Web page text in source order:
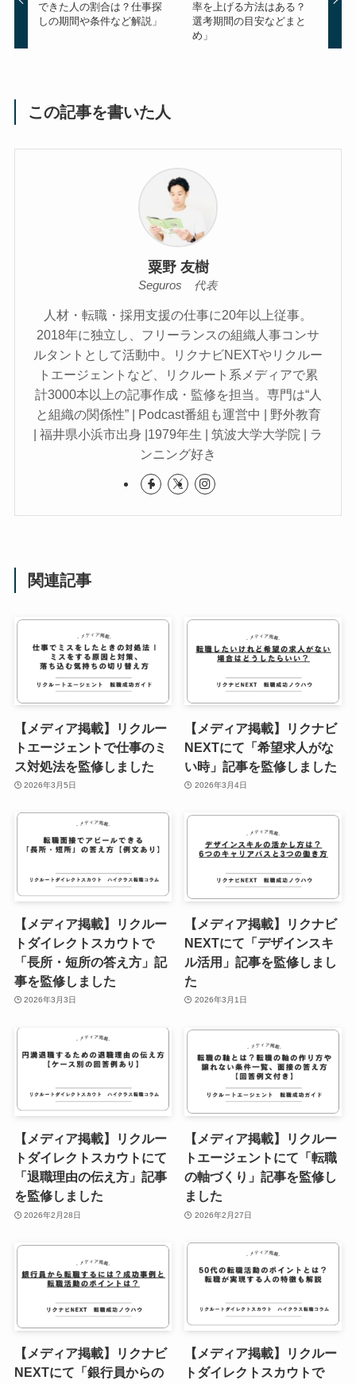
できた人の割合は？仕事探
しの期間や条件など解説」
率を上げる方法はある？
選考期間の目安などまと
め」
この記事を書いた人
粟野 友樹
Seguros 代表
人材・転職・採用支援の仕事に20年以上従事。
2018年に独立し、フリーランスの組織人事コンサ
ルタントとして活動中。リクナビNEXTやリクルー
トエージェントなど、リクルート系メディアで累
計3000本以上の記事作成・監修を担当。専門は“人
と組織の関係性” | Podcast番組も運営中 | 野外教育
| 福井県小浜市出身 |1979年生 | 筑波大学大学院 | ラ
ンニング好き
関連記事
【メディア掲載】リクルー
トエージェントで仕事のミ
ス対処法を監修しました
2026年3月5日
【メディア掲載】リクナビ
NEXTにて「希望求人がな
い時」記事を監修しました
2026年3月4日
【メディア掲載】リクルー
トダイレクトスカウトで
「長所・短所の答え方」記
事を監修しました
2026年3月3日
【メディア掲載】リクナビ
NEXTにて「デザインスキ
ル活用」記事を監修しまし
た
2026年3月1日
【メディア掲載】リクルー
トダイレクトスカウトにて
「退職理由の伝え方」記事
を監修しました
2026年2月28日
【メディア掲載】リクルー
トエージェントにて「転職
の軸づくり」記事を監修し
ました
2026年2月27日
【メディア掲載】リクナビ
NEXTにて「銀行員からの
【メディア掲載】リクルー
トダイレクトスカウトで